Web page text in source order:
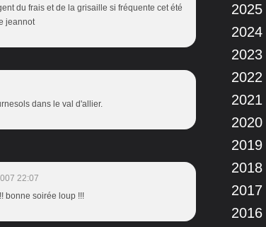
du frais et de la grisaille si fréquente cet été
jeannot
dans le val d'allier.
22:07
bonne soirée loup !!!
2025
2024
2023
2022
2021
2020
2019
2018
2017
2016